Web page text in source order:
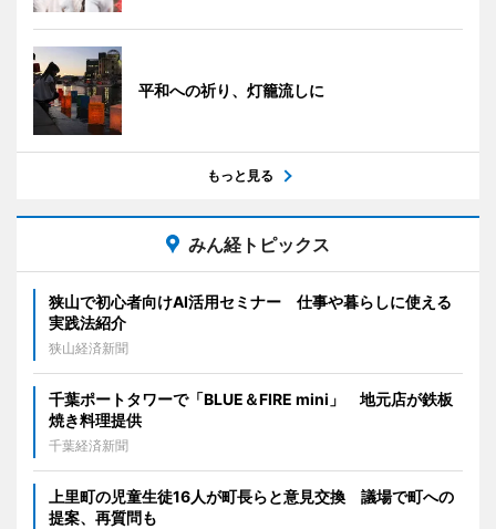
平和への祈り、灯籠流しに
もっと見る
みん経トピックス
狭山で初心者向けAI活用セミナー 仕事や暮らしに使える
実践法紹介
狭山経済新聞
千葉ポートタワーで「BLUE＆FIRE mini」 地元店が鉄板
焼き料理提供
千葉経済新聞
上里町の児童生徒16人が町長らと意見交換 議場で町への
提案、再質問も